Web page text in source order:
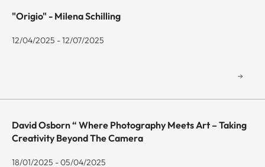
"Origio" - Milena Schilling
12/04/2025 - 12/07/2025
David Osborn “ Where Photography Meets Art – Taking
Creativity Beyond The Camera
18/01/2025 - 05/04/2025